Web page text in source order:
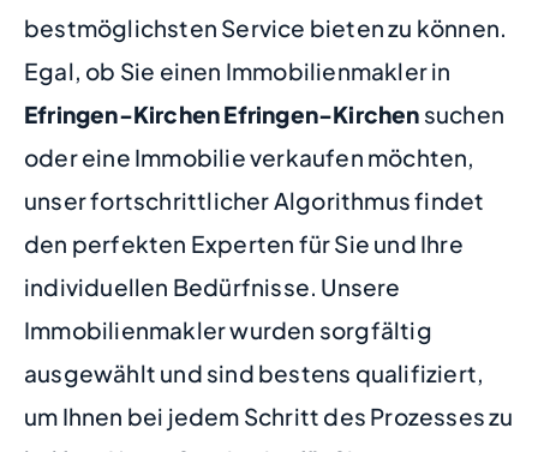
bestmöglichsten Service bieten zu können.
Egal, ob Sie einen Immobilienmakler in
Efringen-Kirchen Efringen-Kirchen suchen
oder eine Immobilie verkaufen möchten,
unser fortschrittlicher Algorithmus findet
den perfekten Experten für Sie und Ihre
individuellen Bedürfnisse. Unsere
Immobilienmakler wurden sorgfältig
ausgewählt und sind bestens qualifiziert,
um Ihnen bei jedem Schritt des Prozesses zu